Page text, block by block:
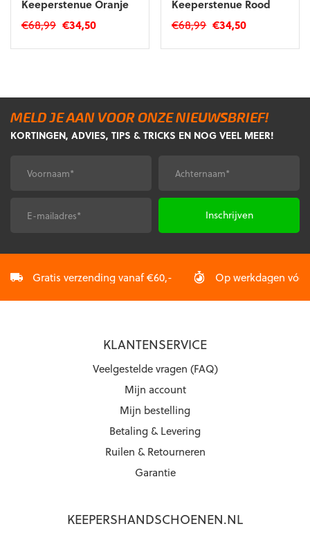
Keeperstenue Oranje
€68,99 Oorspronkelijke
€34,50Huidige
Dit
Deze
optie
gekozen
worden
de
Keeperstenue Rood
€68,99 Oorspronkelijke
€34,50Huidige
Dit
Deze
optie
gekozen
worden
op
MELD JE AAN VOOR ONZE NIEUWSBRIEF!
KORTINGEN, ADVIES, TIPS & TRICKS EN NOG VEEL MEER!
Voornaam* Achternaam*
Gratis verzending vanaf €60,- Op werkdagen
KLANTENSERVICE
Veelgestelde vragen (FAQ)
Mijn account
Mijn bestelling
Betaling & Levering
Ruilen & Retourneren
Garantie
KEEPERSHANDSCHOENEN.NL